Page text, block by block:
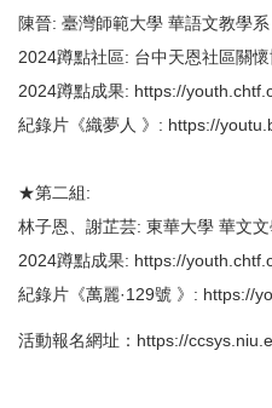
陳晉: 臺灣師範大學 華語文教學系
2024蹲點社區: 台中天恩社區關
2024蹲點成果: https://
紀錄片《織夢人 》: https://
★第二組:
林子恩、謝芷芸: 東華大學 華文文
2024蹲點成果: https://
紀錄片《萬麗·129號 》: https://
活動報名網址： https://